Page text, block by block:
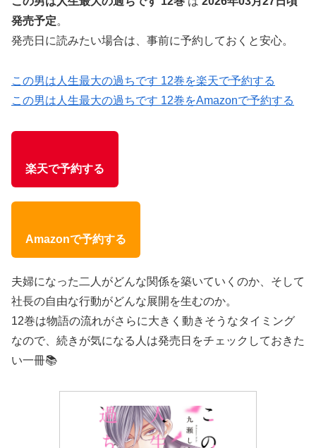
発売予定。
発売日に読みたい場合は、事前に予約しておくと安心。
この男は人生最大の過ちです 12巻を楽天で予約する
この男は人生最大の過ちです 12巻をAmazonで予約する
楽天で予約する
Amazonで予約する
夫婦になった二人がどんな関係を築いていくのか、そして
社長の自由な行動がどんな展開を生むのか。
12巻は物語の流れがさらに大きく動きそうなタイミング
なので、続きが気になる人は発売日をチェックしておきた
い一冊📚